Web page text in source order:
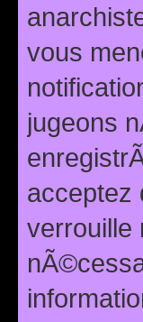
vous
jugeons
acceptez
verrouille